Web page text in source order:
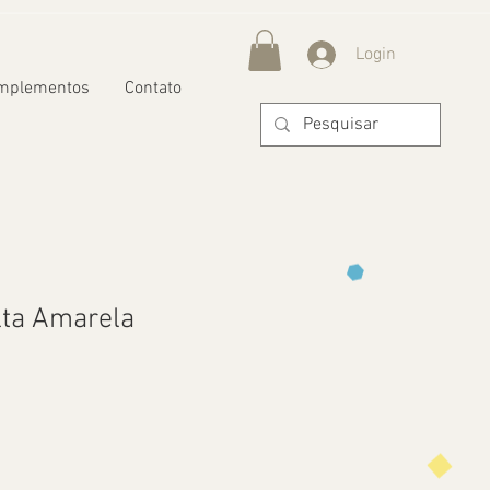
Contato
Login
Amarela